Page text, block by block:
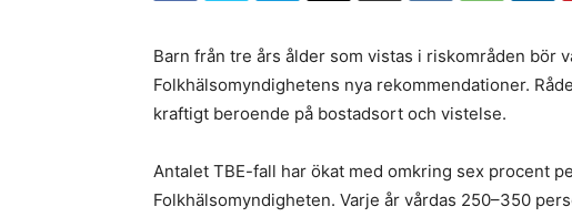
Barn från tre års ålder som vistas i riskområden bör
Folkhälsomyndighetens nya rekommendationer.
kraftigt beroende på bostadsort och vistelse.
Antalet TBE-fall har ökat med omkring sex procent
Folkhälsomyndigheten. Varje år vårdas 250–350